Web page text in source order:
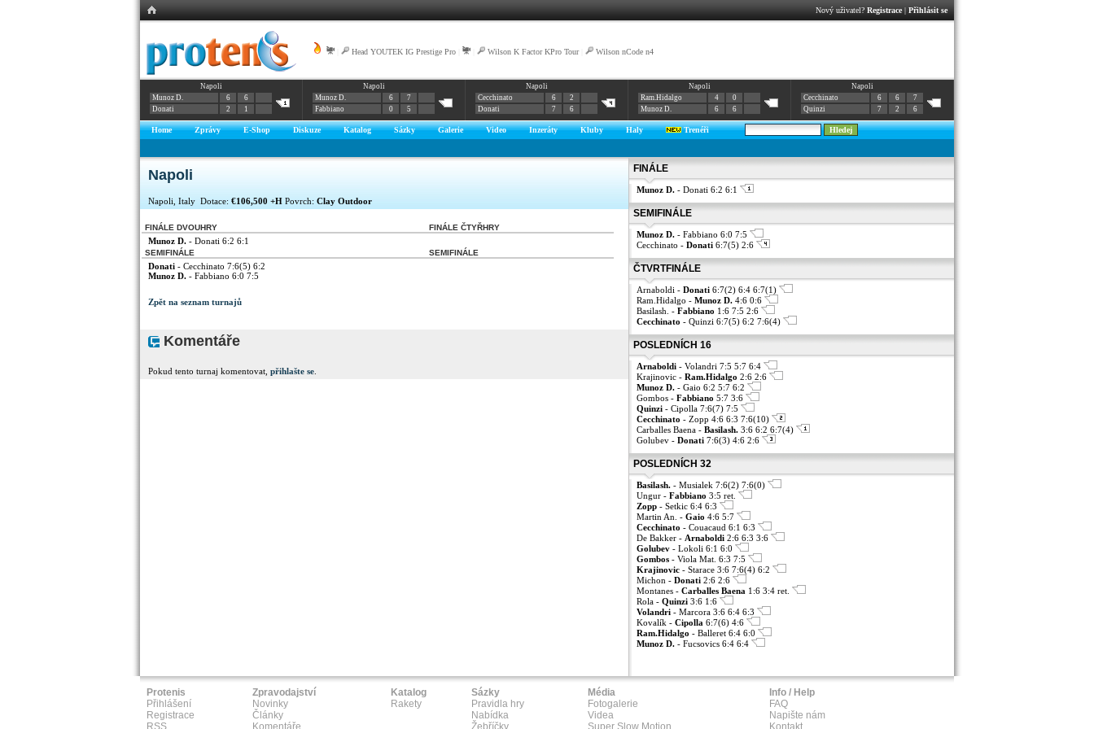
Nový uživatel? Registrace| Přihlásit se
Head YOUTEK IG Prestige Pro Wilson K Factor KPro Tour| Wilson nCode n4
Napoli
Munoz D.
6
6
Donati
2 1
Napoli
Munoz D.
6
7
Fabbiano
0 5
Napoli
Cecchinato
6
2
Donati
7 6
Napoli
Ram.Hidalgo
4
0
Munoz D.
6 6
Napoli
Cecchinato
6 6
7
Quinzi
7 2 6
Home Zprávy E-Shop Diskuze Katalog Sázky Galerie Video Inzeráty Kluby Haly Trenéři
Napoli
Napoli, Italy Dotace: €106,500 +H Povrch: Clay Outdoor
FINÁLE DVOUHRY
Munoz D. - Donati 6:2 6:1
FINÁLE ČTYŘHRY
SEMIFINÁLE
Donati - Cecchinato 7:6(5) 6:2
Munoz D. - Fabbiano 6:0 7:5
SEMIFINÁLE
Zpět na seznam turnajů
Komentáře
Pokud tento turnaj komentovat, přihlašte se
FINÁLE
Munoz D. - Donati 6:2 6:1
SEMIFINÁLE
Munoz D. - Fabbiano 6:0 7:5
Cecchinato - Donati 6:7(5) 2:6
ČTVRTFINÁLE
Arnaboldi - Donati 6:7(2) 6:4 6:7(1)
Ram.Hidalgo - Munoz D. 4:6 0:6
Basilash. - Fabbiano 1:6 7:5 2:6
Cecchinato - Quinzi 6:7(5) 6:2 7:6(4)
POSLEDNÍCH 16
Arnaboldi - Volandri 7:5 5:7 6:4
Krajinovic - Ram.Hidalgo 2:6 2:6
Munoz D. - Gaio 6:2 5:7 6:2
Gombos - Fabbiano 5:7 3:6
Quinzi - Cipolla 7:6(7) 7:5
Cecchinato - Zopp 4:6 6:3 7:6(10)
Carballes Baena - Basilash. 3:6 6:2 6:7(4)
Golubev - Donati 7:6(3) 4:6 2:6
POSLEDNÍCH 32
Basilash. - Musialek 7:6(2) 7:6(0)
Ungur - Fabbiano 3:5 ret.
Zopp - Setkic 6:4 6:3
Martin An. - Gaio 4:6 5:7
Cecchinato - Couacaud 6:1 6:3
De Bakker - Arnaboldi 2:6 6:3 3:6
Golubev - Lokoli 6:1 6:0
Gombos - Viola Mat. 6:3 7:5
Krajinovic - Starace 3:6 7:6(4) 6:2
Michon - Donati 2:6 2:6
Montanes - Carballes Baena 1:6 3:4 ret.
Rola - Quinzi 3:6 1:6
Volandri - Marcora 3:6 6:4 6:3
Kovalík - Cipolla 6:7(6) 4:6
Ram.Hidalgo - Balleret 6:4 6:0
Munoz D. - Fucsovics 6:4 6:4
Protenis
Přihlášení
Registrace
RSS
Zpravodajství
Novinky
Články
Komentáře
Katalog
Rakety
Sázky
Pravidla hry
Nabídka
Žebříčky
Média
Fotogalerie
Videa
Super Slow Motion
Info / Help
FAQ
Napište nám
Kontakt